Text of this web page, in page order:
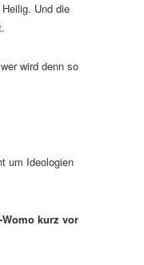
Und die
wird denn so
um Ideologien
kurz vor